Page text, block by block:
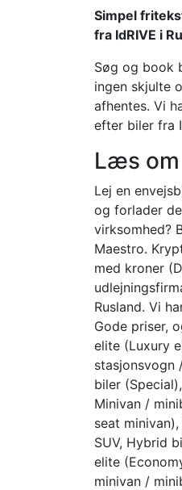
Simpel
fra IdRIVE i
Søg og book
ingen skjulte
afhentes. Vi
efter biler fra
Læs om
Lej en
og forlader
virksomhed?
Maestro.
med kroner
Rusland. Vi
Gode priser,
elite (Luxury
stasjonsvogn
biler
Minivan /
seat
SUV, Hybrid
elite
minivan /